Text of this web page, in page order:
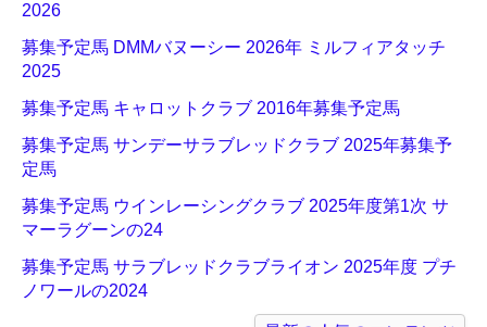
2026
募集予定馬 DMMバヌーシー 2026年 ミルフィアタッチ
2025
募集予定馬 キャロットクラブ 2016年募集予定馬
募集予定馬 サンデーサラブレッドクラブ 2025年募集予
定馬
募集予定馬 ウインレーシングクラブ 2025年度第1次 サ
マーラグーンの24
募集予定馬 サラブレッドクラブライオン 2025年度 プチ
ノワールの2024